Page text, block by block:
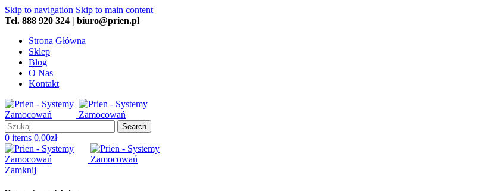
Skip to navigation Skip to main content
Tel. 888 920 324 | biuro@prien.pl
Strona Główna
Sklep
Blog
O Nas
Kontakt
Search
0 items 0,00zł
Zamknij